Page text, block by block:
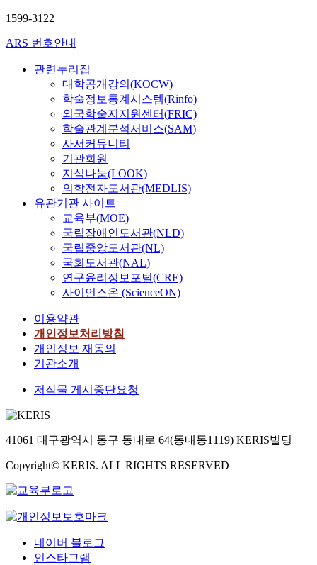
산
연
구
센
터
김
성
남
1599-3122
ARS 번호안내
관련누리집
대학공개강의(KOCW)
학술정보통계시스템(Rinfo)
외국학술지지원센터(FRIC)
학술관계분석서비스(SAM)
사서커뮤니티
기관회원
지식나눔(LOOK)
의학전자도서관(MEDLIS)
유관기관 사이트
교육부(MOE)
국립장애인도서관(NLD)
국립중앙도서관(NL)
국회도서관(NAL)
연구윤리정보포털(CRE)
사이언스온 (ScienceON)
이용약관
개인정보처리방침
개인정보 재동의
기관소개
저작물 게시중단요청
41061 대구광역시 동구 동내로 64(동내동1119) KERIS빌딩
Copyright© KERIS. ALL RIGHTS RESERVED
네이버 블로그
인스타그램